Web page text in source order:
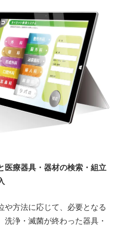
医療器具・器材の検索・組立
や方法に応じて、必要となる
浄・滅菌が終わった器具・